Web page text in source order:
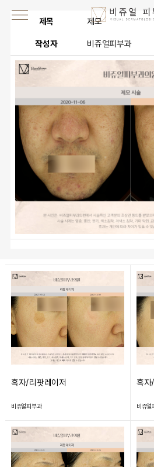
제목 제모
작성자 비쥬얼피부과
흑자/리팟레이저
비쥬얼피부과
흑자
비쥬얼